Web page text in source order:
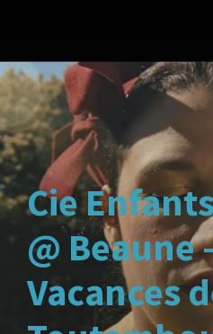
Cie
@ Beaune
Vacances